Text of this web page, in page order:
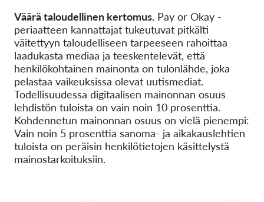
Väärä taloudellinen kertomus. Pay or Okay -
periaatteen kannattajat tukeutuvat pitkälti
väitettyyn taloudelliseen tarpeeseen rahoittaa
laadukasta mediaa ja teeskentelevät, että
henkilökohtainen mainonta on tulonlähde, joka
pelastaa vaikeuksissa olevat uutismediat.
Todellisuudessa digitaalisen mainonnan osuus
lehdistön tuloista on vain noin 10 prosenttia.
Kohdennetun mainonnan osuus on vielä pienempi:
Vain noin 5 prosenttia sanoma- ja aikakauslehtien
tuloista on peräisin henkilötietojen käsittelystä
mainostarkoituksiin.